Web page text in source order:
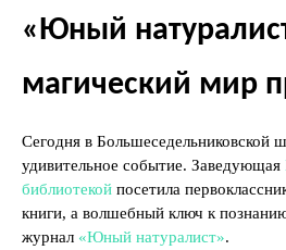
«Юный
магический мир
Сегодня в Большеседельниковской
удивительное событие. Заведующая
библиотекой посетила
книги, а волшебный ключ к
журнал «Юный натуралист».